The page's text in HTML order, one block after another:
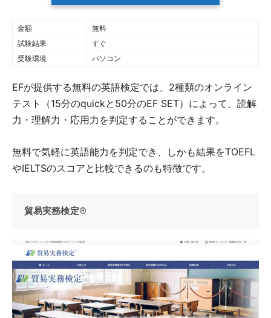
金額
無料
試験結果
すぐ
受験環境
パソコン
EFが提供する無料の英語検定では、2種類のオンライン
テスト（15分のquickと50分のEF SET）によって、読解
力・理解力・応用力を判定することができます。
無料で気軽に英語能力を判定でき、しかも結果をTOEFL
やIELTSのスコアと比較できるのも特徴です。
貿易実務検定®